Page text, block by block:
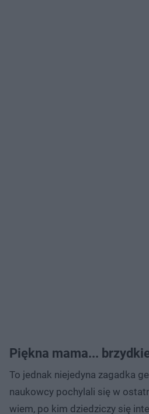
Piękna mama...
To jednak niejedyna zagadka
naukowcy pochylali się w
wiem, po kim dziedziczy się